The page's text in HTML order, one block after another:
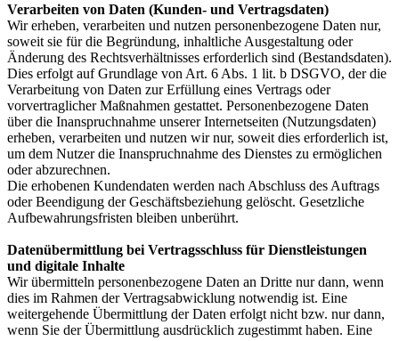
Verarbeiten von Daten (Kunden- und Vertragsdaten)
Wir erheben, verarbeiten und nutzen personenbezogene Daten nur,
soweit sie für die Begründung, inhaltliche Ausgestaltung oder
Änderung des Rechtsverhältnisses erforderlich sind (Bestandsdaten).
Dies erfolgt auf Grundlage von Art. 6 Abs. 1 lit. b DSGVO, der die
Verarbeitung von Daten zur Erfüllung eines Vertrags oder
vorvertraglicher Maßnahmen gestattet. Personenbezogene Daten
über die Inanspruchnahme unserer Internetseiten (Nutzungsdaten)
erheben, verarbeiten und nutzen wir nur, soweit dies erforderlich ist,
um dem Nutzer die Inanspruchnahme des Dienstes zu ermöglichen
oder abzurechnen.
Die erhobenen Kundendaten werden nach Abschluss des Auftrags
oder Beendigung der Geschäftsbeziehung gelöscht. Gesetzliche
Aufbewahrungsfristen bleiben unberührt.
Datenübermittlung bei Vertragsschluss für Dienstleistungen
und digitale Inhalte
Wir übermitteln personenbezogene Daten an Dritte nur dann, wenn
dies im Rahmen der Vertragsabwicklung notwendig ist. Eine
weitergehende Übermittlung der Daten erfolgt nicht bzw. nur dann,
wenn Sie der Übermittlung ausdrücklich zugestimmt haben. Eine